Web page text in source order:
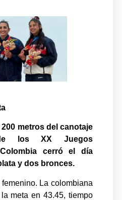
metros del canotaje
los XX Juegos
Colombia cerró el día
y dos bronces.
La colombiana
meta en 43.45, tiempo